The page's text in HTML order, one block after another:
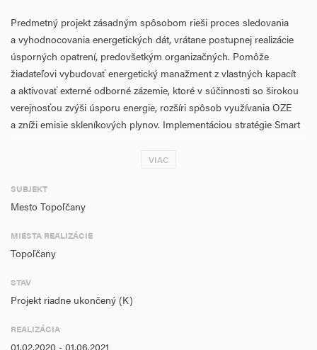
Predmetný projekt zásadným spôsobom rieši proces sledovania
a vyhodnocovania energetických dát, vrátane postupnej realizácie
úsporných opatrení, predovšetkým organizačných. Pomôže
žiadateľovi vybudovať energetický manažment z vlastných kapacít
a aktivovať externé odborné zázemie, ktoré v súčinnosti so širokou
verejnosťou zvýši úsporu energie, rozšíri spôsob využívania OZE
a zníži emisie skleníkových plynov. Implementáciou stratégie Smart
v stanovených intervaloch, tak aby došlo k súladu s implementáciou
energií obyvateľstvom i podnikateľskou sférou ako takou.
skúseností a poznatkov v rámci Dohovoru starostov a primátorov je
zárukou dlhodobej udržateľnosti a prináša odbornú podporu pri
zavedie koncepciu rozvoja v oblasti tepelnej energetiky a súvisiacich
aktivít. Plánovaný začiatok realizácie projektu je nastavenýna
10/2019, pričom celková dĺžka realizácie projektu bude 18 mesiacov.
VIAC
SUBJEKT
Mesto Topoľčany
MIESTA REALIZÁCIE
Topoľčany
STAV
Projekt riadne ukončený (K)
REALIZÁCIA
01.02.2020 - 01.06.2021